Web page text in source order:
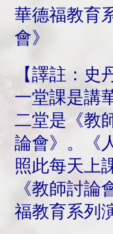
華德福教育
會》
【譯註：
一堂課是講
二堂是《教
論會》。《
照此每天上
《教師討
福教育系列